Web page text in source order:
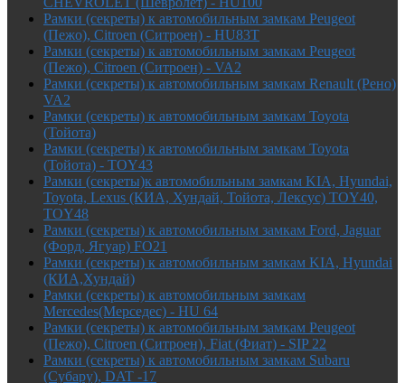
Рамки (секреты) к автомобильным замкам Peugeot
(Пежо), Citroen (Ситроен) - HU83T
Рамки (секреты) к автомобильным замкам Peugeot
(Пежо), Citroen (Ситроен) - VA2
Рамки (секреты) к автомобильным замкам Renault (Рено)
VA2
Рамки (секреты) к автомобильным замкам Toyota
(Тойота)
Рамки (секреты) к автомобильным замкам Toyota
(Тойота) - TOY43
Рамки (секреты)к автомобильным замкам KIA, Hyundai,
Toyota, Lexus (КИА, Хундай, Тойота, Лексус) TOY40,
TOY48
Рамки (секреты) к автомобильным замкам Ford, Jaguar
(Форд, Ягуар) FO21
Рамки (секреты) к автомобильным замкам KIA, Hyundai
(КИА,Хундай)
Рамки (секреты) к автомобильным замкам
Mercedes(Мерседес) - HU 64
Рамки (секреты) к автомобильным замкам Peugeot
(Пежо), Citroen (Ситроен), Fiat (Фиат) - SIP 22
Рамки (секреты) к автомобильным замкам Subaru
(Субару), DAT -17